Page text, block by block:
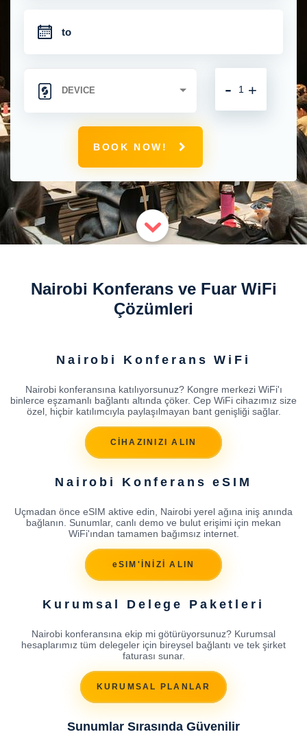
+
-
BOOK NOW!
Nairobi Konferans ve Fuar WiFi
Çözümleri
Nairobi Konferans WiFi
Nairobi konferansına katılıyorsunuz? Kongre merkezi WiFi'ı
binlerce eşzamanlı bağlantı altında çöker. Cep WiFi cihazımız size
özel, hiçbir katılımcıyla paylaşılmayan bant genişliği sağlar.
CİHAZINIZI ALIN
Nairobi Konferans eSIM
Uçmadan önce eSIM aktive edin, Nairobi yerel ağına iniş anında
bağlanın. Sunumlar, canlı demo ve bulut erişimi için mekan
WiFi'ından tamamen bağımsız internet.
eSIM'İNİZİ ALIN
Kurumsal Delege Paketleri
Nairobi konferansına ekip mi götürüyorsunuz? Kurumsal
hesaplarımız tüm delegeler için bireysel bağlantı ve tek şirket
faturası sunar.
KURUMSAL PLANLAR
Sunumlar Sırasında Güvenilir